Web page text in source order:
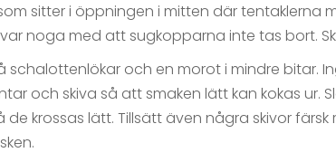
sitter i öppningen i mitten där tentaklerna
noga med att sugkopparna inte tas bort.
schalottenlökar och en morot i mindre bitar.
och skiva så att smaken lätt kan kokas ur.
de krossas lätt. Tillsätt även några skivor